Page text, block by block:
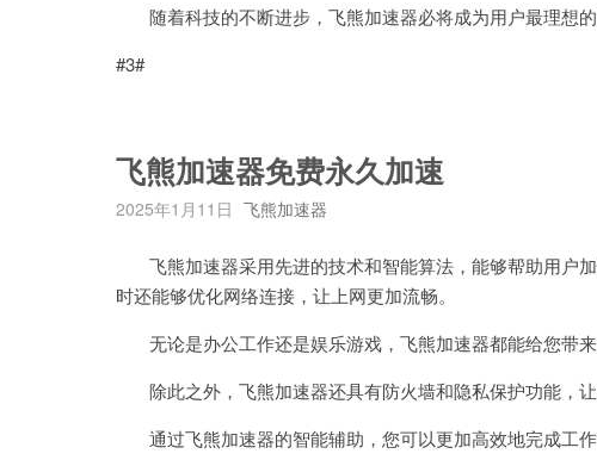
随着科技的不断进步，飞熊加速器必将成为用户最理想的
#3#
飞熊加速器免费永久加速
2025年1月11日 飞熊加速器
飞熊加速器采用先进的技术和智能算法，能够帮助用户
时还能够优化网络连接，让上网更加流畅。
无论是办公工作还是娱乐游戏，飞熊加速器都能给您带来
除此之外，飞熊加速器还具有防火墙和隐私保护功能，让
通过飞熊加速器的智能辅助，您可以更加高效地完成工作